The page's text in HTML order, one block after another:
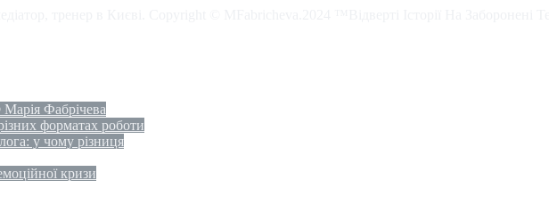
Фабрічева
форматах роботи
у чому різниця
кризи